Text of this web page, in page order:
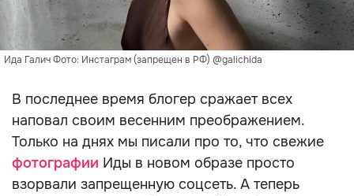
Ида Галич Фото: Инстаграм (запрещен в РФ) @galichida
В последнее время блогер сражает всех
наповал своим весенним преображением.
Только на днях мы писали про то, что свежие
фотографии Иды в новом образе просто
взорвали запрещенную соцсеть. А теперь